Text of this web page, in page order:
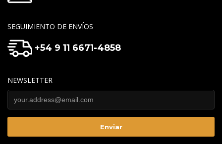
SEGUIMIENTO DE ENVÍOS
+54 9 11 6671-4858
NEWSLETTER